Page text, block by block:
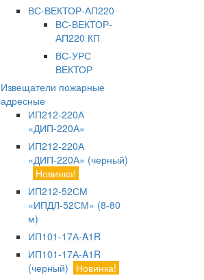
ВС-ВЕКТОР-АП220
ВС-ВЕКТОР-
АП220 КП
ВС-УРС
ВЕКТОР
Извещатели пожарные
адресные
ИП212-220А
«ДИП-220А»
ИП212-220А
«ДИП-220А» (черный)
Новинка!
ИП212-52СМ
«ИПДЛ-52СМ» (8-80
м)
ИП101-17А-A1R
ИП101-17А-A1R
(черный)
Новинка!